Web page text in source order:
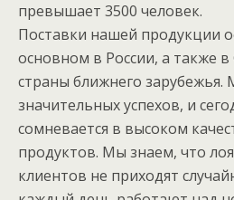
превышает 3500 человек.
Поставки нашей продукции
основном в России, а также
страны ближнего зарубежья.
значительных успехов, и
сомневается в высоком
продуктов. Мы знаем, что
клиентов не приходят